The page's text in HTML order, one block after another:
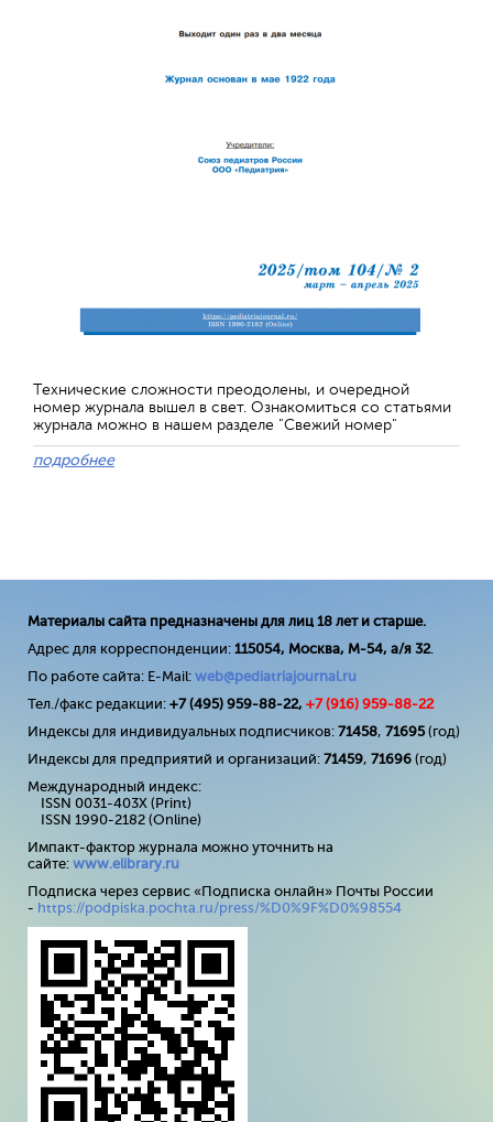
Технические сложности преодолены, и очередной
номер журнала вышел в свет. Ознакомиться со статьями
журнала можно в нашем разделе "Свежий номер"
подробнее
Материалы сайта предназначены для лиц 18 лет и старше.
Адрес для корреспонденции: 115054, Москва, М-54, а/я 32.
По работе сайта: E-Mail: web@pediatriajournal.ru
Тел./факс редакции: +7 (495) 959-88-22, +7 (916) 959-88-22
Индексы для индивидуальных подписчиков: 71458, 71695(год)
Индексы для предприятий и организаций: 71459, 71696 (год)
Международный индекс:
ISSN 0031-403X (Print)
ISSN 1990-2182 (Online)
Импакт-фактор журнала можно уточнить на
сайте: www.elibrary.ru
Подписка через сервис «Подписка онлайн» Почты России
- https://podpiska.pochta.ru/press/%D0%9F%D0%98554